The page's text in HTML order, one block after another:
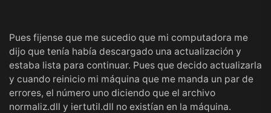
Pues fijense que me sucedio que mi computadora me
dijo que tenía había descargado una actualización y
estaba lista para continuar. Pues que decido actualizarla
y cuando reinicio mi máquina que me manda un par de
errores, el número uno diciendo que el archivo
normaliz.dll y iertutil.dll no existían en la máquina.